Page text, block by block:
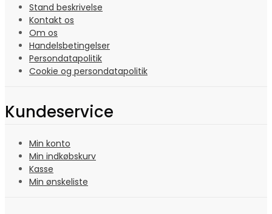
Stand beskrivelse
Kontakt os
Om os
Handelsbetingelser
Persondatapolitik
Cookie og persondatapolitik
Kundeservice
Min konto
Min indkøbskurv
Kasse
Min ønskeliste